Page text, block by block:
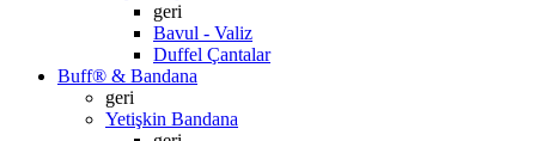
geri
Bavul - Valiz
Duffel Çantalar
Buff® & Bandana
geri
Yetişkin Bandana